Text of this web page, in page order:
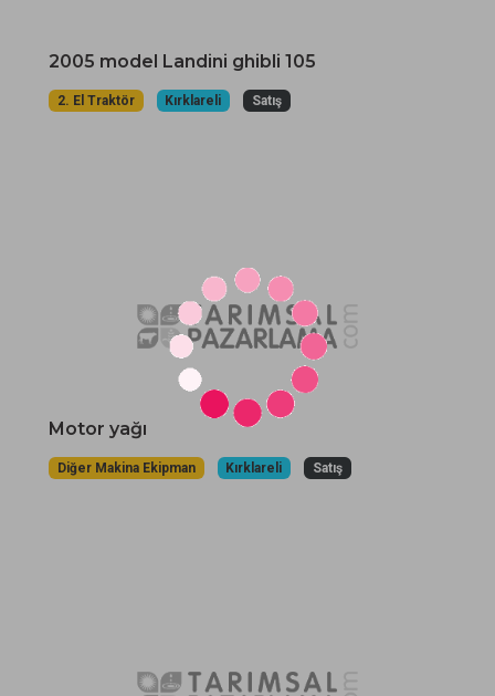
2005 model Landini ghibli 105
2. El Traktör Kırklareli Satış
Motor yağı
Diğer Makina Ekipman Kırklareli Satış